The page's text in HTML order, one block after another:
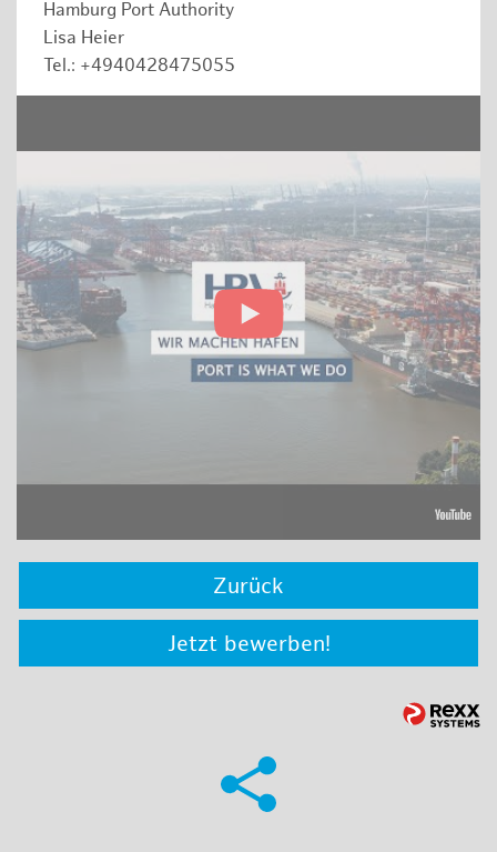
Hamburg Port Authority
Lisa Heier
Tel.: +4940428475055
Zurück
Jetzt bewerben!